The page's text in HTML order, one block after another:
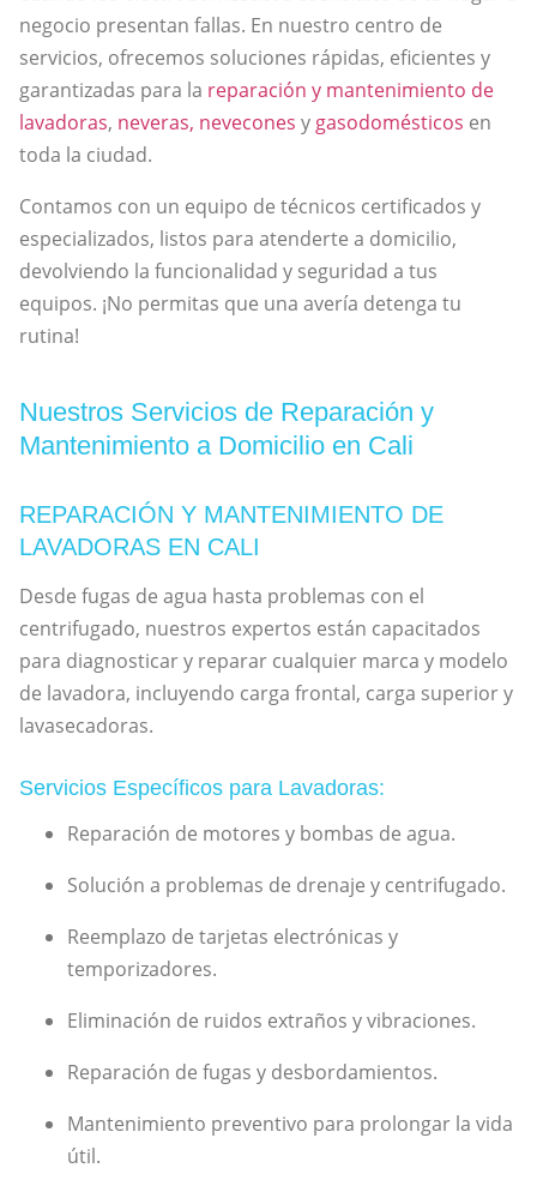
negocio presentan fallas. En nuestro centro de
servicios, ofrecemos soluciones rápidas, eficientes y
garantizadas para la reparación y mantenimiento de
lavadoras, neveras, nevecones y gasodomésticos en
toda la ciudad.
Contamos con un equipo de técnicos certificados y
especializados, listos para atenderte a domicilio,
devolviendo la funcionalidad y seguridad a tus
equipos. ¡No permitas que una avería detenga tu
rutina!
Nuestros Servicios de Reparación y
Mantenimiento a Domicilio en Cali
REPARACIÓN Y MANTENIMIENTO DE
LAVADORAS EN CALI
Desde fugas de agua hasta problemas con el
centrifugado, nuestros expertos están capacitados
para diagnosticar y reparar cualquier marca y modelo
de lavadora, incluyendo carga frontal, carga superior y
lavasecadoras.
Servicios Específicos para Lavadoras:
Reparación de motores y bombas de agua.
Solución a problemas de drenaje y centrifugado.
Reemplazo de tarjetas electrónicas y
temporizadores.
Eliminación de ruidos extraños y vibraciones.
Reparación de fugas y desbordamientos.
Mantenimiento preventivo para prolongar la vida
útil.